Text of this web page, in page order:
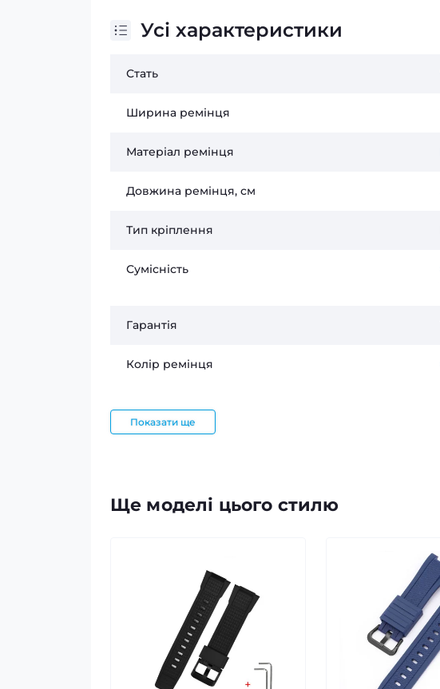
Усі характеристики
Стать
Ширина ремінця
Матеріал ремінця
Довжина ремінця, см
Тип кріплення
Сумісність
Гарантія
Колір ремінця
Показати ще
Ще моделі цього стилю